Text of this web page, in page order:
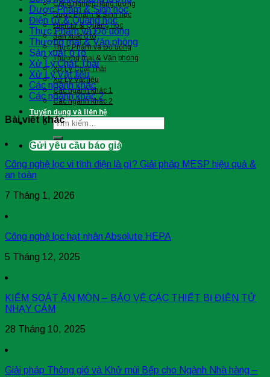
Công nghiệp năng lượng
Dược Phẩm & Sinh học
Điện tử & Quang học
Sản xuất ô tô
Thực Phẩm và Đồ uống
Thương mại & Văn phòng
Xử Lý Chất Thải
Xử Lý Vật liệu
Các ngành khác 1
Các ngành khác 2
Tuyển dụng và liên hệ
Tìm
kiếm:
Gửi yêu cầu báo giá
Dược Phẩm & Sinh học
Điện tử & Quang học
Thực Phẩm và Đồ uống
Thương mại & Văn phòng
Sản xuất ô tô
Xử Lý Chất Thải
Xử Lý Vật liệu
Các ngành khác
Các ngành khác 2
Bài viết khác
Công nghệ lọc vi tĩnh điện là gì? Giải pháp MESP hiệu quả &
an toàn
7 Tháng 1, 2026
Công nghệ lọc hạt nhân Absolute HEPA
5 Tháng 12, 2025
KIỂM SOÁT ĂN MÒN – BẢO VỆ CÁC THIẾT BỊ ĐIỆN TỬ
NHẠY CẢM
28 Tháng 10, 2025
Giải pháp Thông gió và Khử mùi Bếp cho Ngành Nhà hàng –